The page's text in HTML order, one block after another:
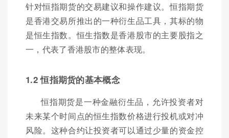
针对恒指期货的交易建议和操作建议。恒指期货
是香港交易所推出的一种衍生品工具，其标的物
是恒生指数。恒生指数是香港股市的主要股指之
一，代表了香港股市的整体表现。
1.2 恒指期货的基本概念
恒指期货是一种金融衍生品，允许投资者对
未来某个时间点的恒生指数价格进行投机或对冲
风险。这种合约让投资者可以通过少量的资金控